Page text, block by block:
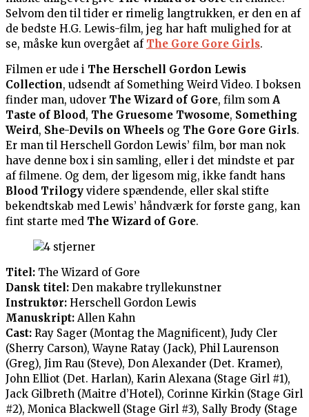
Selvom den til tider er rimelig langtrukken, er den en af
de bedste H.G. Lewis-film, jeg har haft mulighed for at
se, måske kun overgået af The Gore Gore Girls.
Filmen er ude i The Herschell Gordon Lewis
Collection, udsendt af Something Weird Video. I boksen
finder man, udover The Wizard of Gore, film som A
Taste of Blood, The Gruesome Twosome, Something
Weird, She-Devils on Wheels og The Gore Gore Girls.
Er man til Herschell Gordon Lewis’ film, bør man nok
have denne box i sin samling, eller i det mindste et par
af filmene. Og dem, der ligesom mig, ikke fandt hans
Blood Trilogy videre spændende, eller skal stifte
bekendtskab med Lewis’ håndværk for første gang, kan
fint starte med The Wizard of Gore.
Titel: The Wizard of Gore
Dansk titel: Den makabre tryllekunstner
Instruktør: Herschell Gordon Lewis
Manuskript: Allen Kahn
Cast: Ray Sager (Montag the Magnificent), Judy Cler
(Sherry Carson), Wayne Ratay (Jack), Phil Laurenson
(Greg), Jim Rau (Steve), Don Alexander (Det. Kramer),
John Elliot (Det. Harlan), Karin Alexana (Stage Girl #1),
Jack Gilbreth (Maitre d’Hotel), Corinne Kirkin (Stage Girl
#2), Monica Blackwell (Stage Girl #3), Sally Brody (Stage